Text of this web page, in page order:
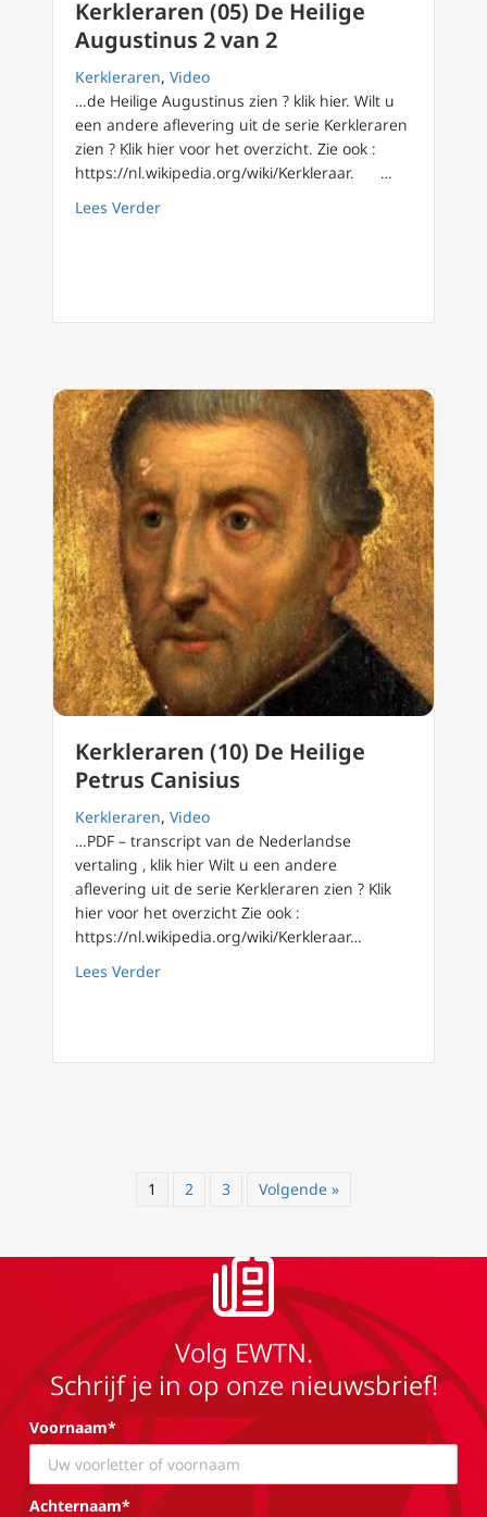
Kerkleraren (05) De Heilige
Augustinus 2 van 2
Kerkleraren, Video
…de Heilige Augustinus zien ? klik hier. Wilt u
een andere aflevering uit de serie Kerkleraren
zien ? Klik hier voor het overzicht. Zie ook :
https://nl.wikipedia.org/wiki/Kerkleraar. …
Lees Verderabout Kerkleraren (05) De Heilige
Kerkleraren (10) De Heilige
Petrus Canisius
Kerkleraren, Video
…PDF – transcript van de Nederlandse
vertaling , klik hier Wilt u een andere
aflevering uit de serie Kerkleraren zien ? Klik
hier voor het overzicht Zie ook :
https://nl.wikipedia.org/wiki/Kerkleraar…
Lees Verderabout Kerkleraren (10) De Heilige Petrus
1 2 3 Volgende »
Volg EWTN.
Schrijf je in op onze nieuwsbrief!
Voornaam*
Achternaam*